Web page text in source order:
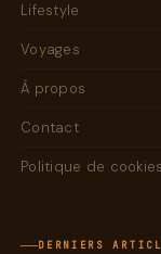
Lifestyle
Voyages
À propos
Contact
Politique de
DERNIERS